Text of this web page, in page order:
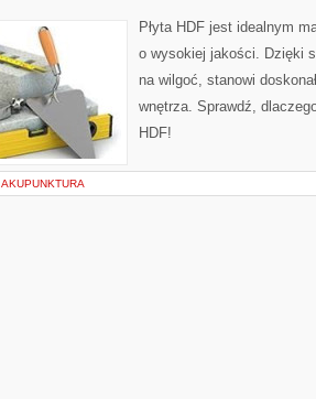
Płyta HDF jest idealnym
o wysokiej jakości. Dzięki
na wilgoć, stanowi
wnętrza. Sprawdź,
HDF!
AKUPUNKTURA